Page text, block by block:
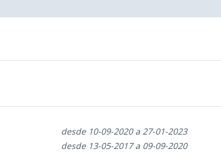
desde 10-09-2020 a 27-01-2023
desde 13-05-2017 a 09-09-2020